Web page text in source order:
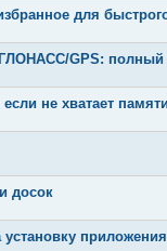
для
GPS:
не хватает памяти
досок
приложения